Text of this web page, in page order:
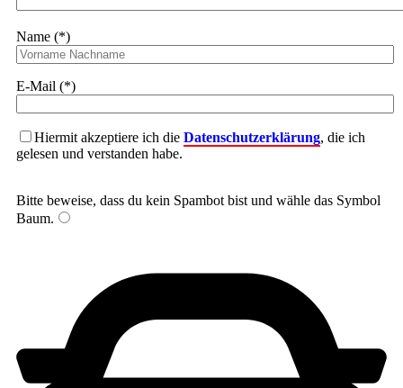
Name (*)
E-Mail (*)
Hiermit akzeptiere ich die Datenschutzerklärung, die ich
gelesen und verstanden habe.
Bitte beweise, dass du kein Spambot bist und wähle das Symbol
Baum.